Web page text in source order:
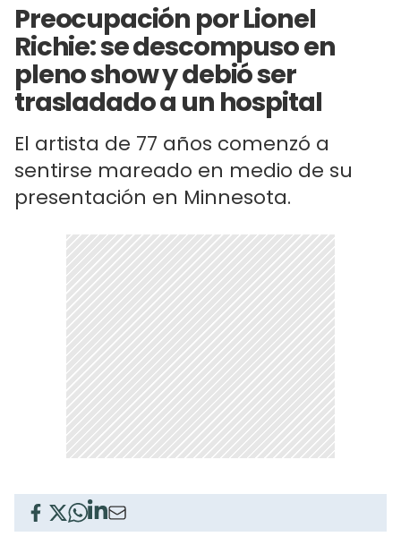
Preocupación por Lionel
Richie: se descompuso en
pleno show y debió ser
trasladado a un hospital
El artista de 77 años comenzó a
sentirse mareado en medio de su
presentación en Minnesota.